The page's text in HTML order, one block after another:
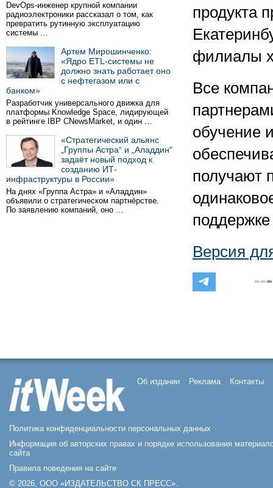
DevOps-инженер крупной компании
радиоэлектроники рассказал о том, как
превратить рутинную эксплуатацию
системы …
Артем Мирошинченко:
«Ядро ETL-системы не
должно знать работает оно
с нефтегазом или с
банком»
Разработчик универсального движка для
платформы Knowledge Space, лидирующей
в рейтинге IBP CNewsMarket, и один …
«Стратегический альянс
„Группы Астра“ и „Аладдин“
задаёт новый подход к
созданию ИТ-
инфраструктуры в России»
На днях «Группа Астра» и «Аладдин»
объявили о стратегическом партнёрстве.
По заявлению компаний, оно …
продукта
филиалы
Все
обучение
получают
Версия
Об издании Реклама Контакты
Политика конфиденциальности персональных данных
Информация об авторских правах и порядке использования
сайта
Правила поведения на сайте
© 2026, ООО «ИЗДАТЕЛЬСТВО СК ПРЕСС».